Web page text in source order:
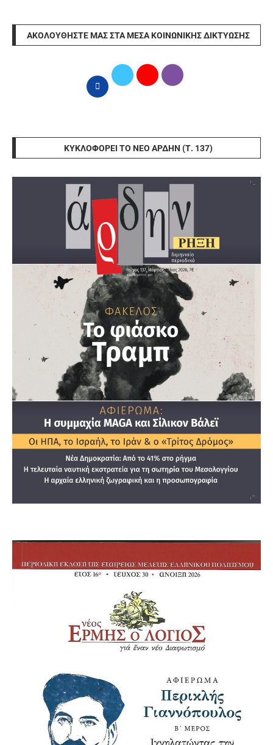
ΑΚΟΛΟΥΘΉΣΤΕ ΜΑΣ ΣΤΑ ΜΈΣΑ ΚΟΙΝΩΝΙΚΉΣ ΔΙΚΤΎΩΣΗΣ
ΚΥΚΛΟΦΟΡΕΊ ΤΟ ΝΈΟ ΆΡΔΗΝ (Τ. 137)